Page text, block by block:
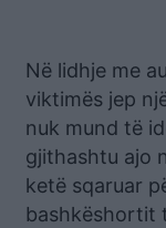
Në lidhje me
viktimës jep
nuk mund të
gjithashtu ajo
ketë sqaruar
bashkëshortit